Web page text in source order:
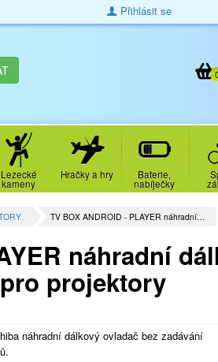
Přihlásit se
Lezecké
kameny
Hračky a hry Baterie,
nabíječky
TV BOX ANDROID - PLAYER náhradní…
náhradní
projektory
náhradní dálkový ovladač bez zadávání